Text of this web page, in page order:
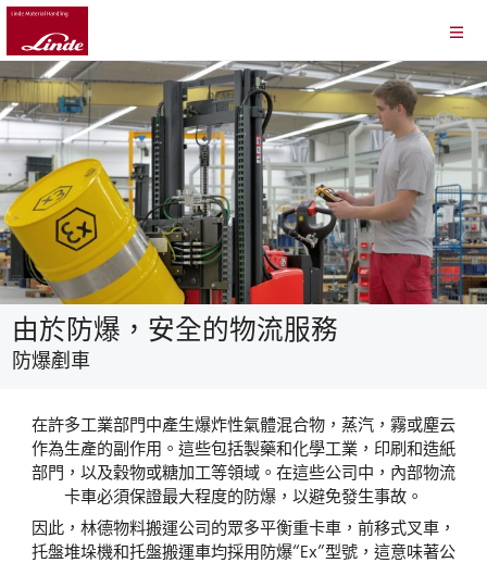
由於防爆，安全的物流服務
防爆剷車
在許多工業部門中產生爆炸性氣體混合物，蒸汽，霧或塵云
作為生產的副作用。這些包括製藥和化學工業，印刷和造紙
部門，以及穀物或糖加工等領域。在這些公司中，內部物流
卡車必須保證最大程度的防爆，以避免發生事故。
因此，林德物料搬運公司的眾多平衡重卡車，前移式叉車，
托盤堆垛機和托盤搬運車均採用防爆“Ex”型號，這意味著公